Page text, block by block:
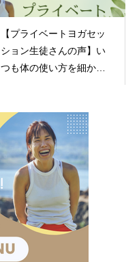
【プライベートヨガセッ
ション生徒さんの声】い
つも体の使い方を細かく